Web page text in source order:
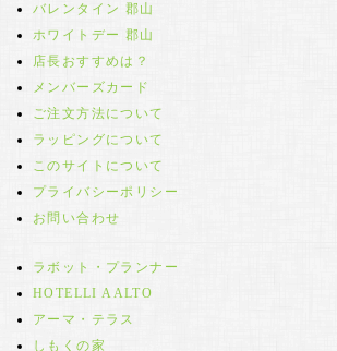
バレンタイン 郡山
ホワイトデー 郡山
店長おすすめは？
メンバーズカード
ご注文方法について
ラッピングについて
このサイトについて
プライバシーポリシー
お問い合わせ
ラボット・プランナー
HOTELLI AALTO
アーマ・テラス
しもくの家